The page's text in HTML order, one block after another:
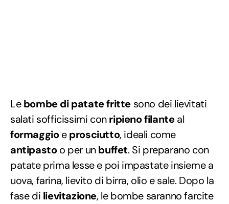
Lebombe di patate fritte sono dei lievitati
salati sofficissimi conripieno filanteal
formaggioeprosciutto, ideali come
antipastoo per unbuffet. Si preparano con
patate prima lesse e poi impastate insieme a
uova, farina, lievito di birra, olio e sale. Dopo la
fase di lievitazione, le bombe saranno farcite